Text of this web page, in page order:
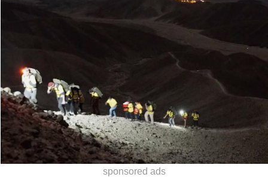
sponsored ads